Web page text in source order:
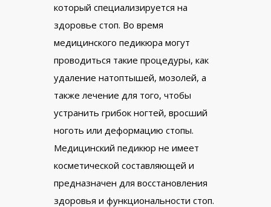
который специализируется на
здоровье стоп. Во время
медицинского педикюра могут
проводиться такие процедуры, как
удаление натоптышей, мозолей, а
также лечение для того, чтобы
устранить грибок ногтей, вросший
ноготь или деформацию стопы.
Медицинский педикюр не имеет
косметической составляющей и
предназначен для восстановления
здоровья и функциональности стоп.